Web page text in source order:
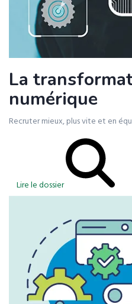
La
numérique
Recruter mieux, plus vite et en
Lire le dossier